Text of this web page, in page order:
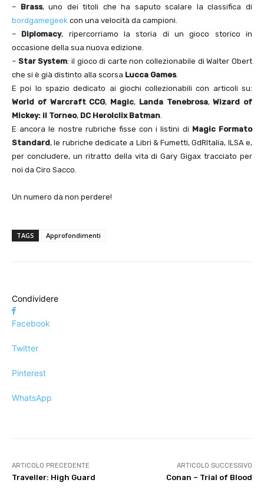
– Brass, uno dei titoli che ha saputo scalare la classifica di
bordgamegeek con una velocità da campioni.
– Diplomacy, ripercorriamo la storia di un gioco storico in
occasione della sua nuova edizione.
– Star System: il gioco di carte non collezionabile di Walter Obert
che si è già distinto alla scorsa Lucca Games.
E poi lo spazio dedicato ai giochi collezionabili con articoli su:
World of Warcraft CCG, Magic, Landa Tenebrosa,Wizard of
Mickey: il Torneo, DC Herolclix Batman.
E ancora le nostre rubriche fisse con i listini di Magic Formato
Standard, le rubriche dedicate a Libri & Fumetti, GdRItalia, ILSA e,
per concludere, un ritratto della vita di Gary Gigax tracciato per
noi da Ciro Sacco.
Un numero da non perdere!
TAGS Approfondimenti
Condividere
Facebook
Twitter
Pinterest
WhatsApp
ARTICOLO PRECEDENTE
Traveller: High Guard
ARTICOLO SUCCESSIVO
Conan – Trial of Blood